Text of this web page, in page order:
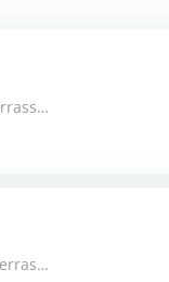
Mobile Home RIVAGE les pieds dans l'eau - Terrasse couverte 4 pers.
Mobil-home | Comfort XL | 2 Ch. | 4 pers. | Terrasse surélevée 4 pers.